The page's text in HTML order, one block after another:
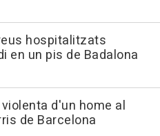
hospitalitzats
en un pis de Badalona
d'un home al
de Barcelona